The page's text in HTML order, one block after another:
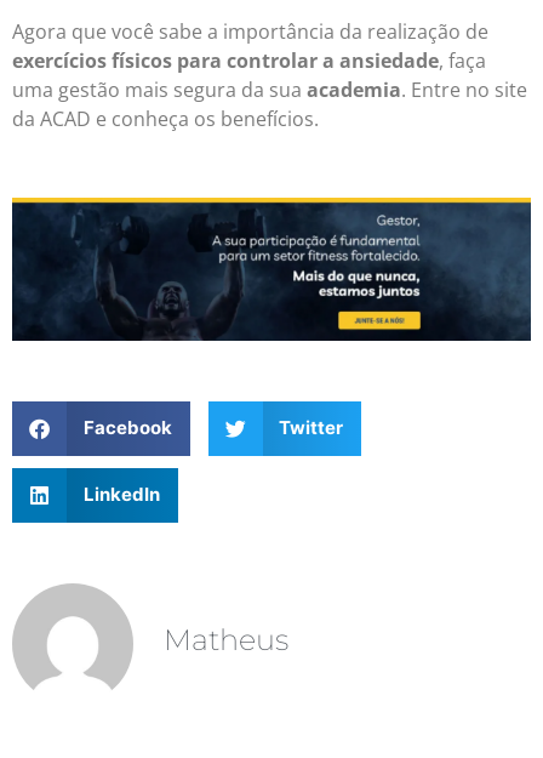
Agora que você sabe a importância da realização de
exercícios físicos para controlar a ansiedade, faça
uma gestão mais segura da sua academia. Entre no site
da ACAD e conheça os benefícios.
Facebook Twitter
LinkedIn
Matheus